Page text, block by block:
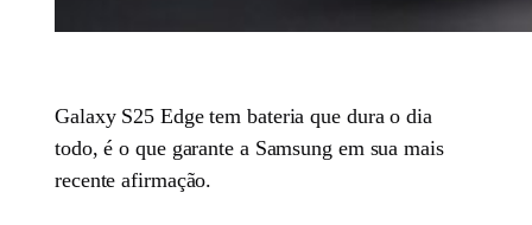
Galaxy S25 Edge tem bateria que dura o dia
todo, é o que garante a Samsung em sua mais
recente afirmação.